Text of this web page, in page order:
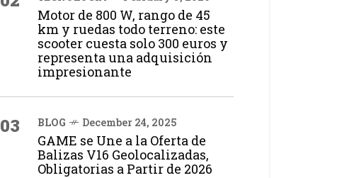
Motor de 800 W, rango de 45
km y ruedas todo terreno: este
scooter cuesta solo 300 euros y
representa una adquisición
impresionante
03 BLOG December 24, 2025
GAME se Une a la Oferta de
Balizas V16 Geolocalizadas,
Obligatorias a Partir de 2026